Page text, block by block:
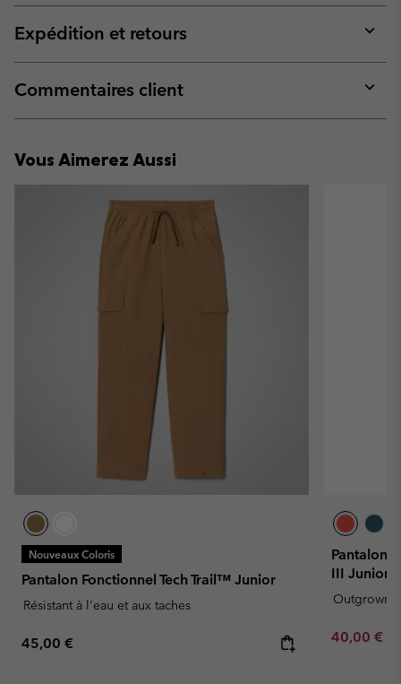
or
Expédition et retours
or
Commentaires client
or
Vous Aimerez Aussi
Nouveaux Coloris
Pantalon Fonctionnel Tech Trail™ Junior
Résistant à l'eau et aux taches
Regular price:
45,00 €
Pantalon
III Junior
Sale price:
40,00 €